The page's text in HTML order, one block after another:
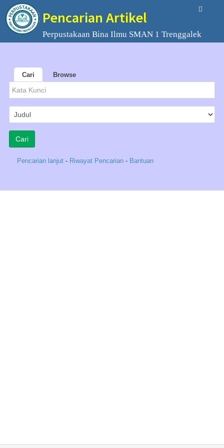
Pencarian Artikel
Perpustakaan Bina Ilmu SMAN 1 Trenggalek
Cari Browse
Pencarian lanjut - Riwayat Pencarian - Bantuan